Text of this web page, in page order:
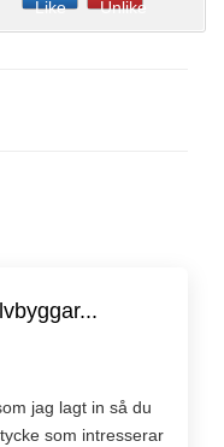
jag lagt in så du
som intresserar